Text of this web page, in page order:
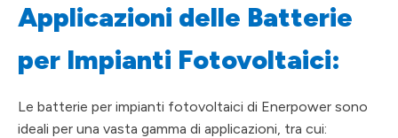
Applicazioni delle Batterie
per Impianti Fotovoltaici:
Le batterie per impianti fotovoltaici di Enerpower sono
ideali per una vasta gamma di applicazioni, tra cui: